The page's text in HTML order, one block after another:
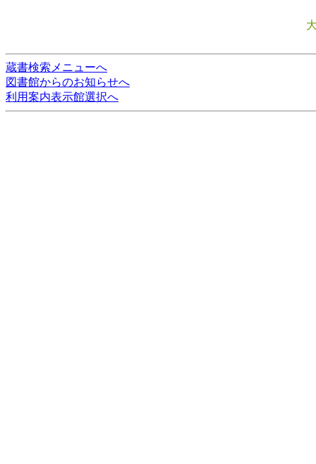
蔵書検索メニューへ
図書館からのお知らせへ
利用案内表示館選択へ